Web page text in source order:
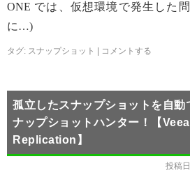
ONE では、仮想環境で発生した
に…)
タグ: スナップショット コメントする
孤立したスナップショットを自動
ナップショットハンター！【
Replication】
投稿